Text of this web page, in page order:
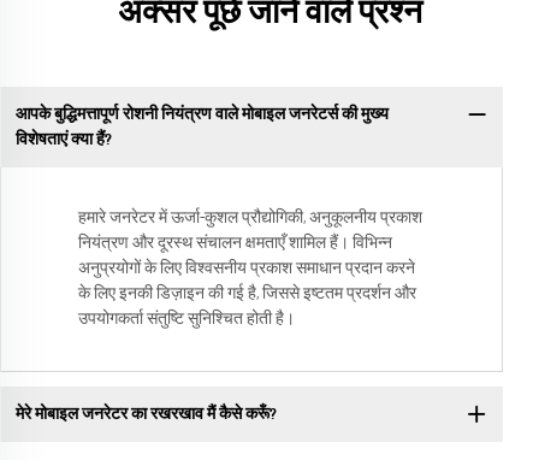
अक्सर पूछे जाने वाले प्रश्न
आपके बुद्धिमत्तापूर्ण रोशनी नियंत्रण वाले मोबाइल जनरेटर्स की मुख्य
विशेषताएं क्या हैं?
हमारे जनरेटर में ऊर्जा-कुशल प्रौद्योगिकी, अनुकूलनीय प्रकाश
नियंत्रण और दूरस्थ संचालन क्षमताएँ शामिल हैं। विभिन्न
अनुप्रयोगों के लिए विश्वसनीय प्रकाश समाधान प्रदान करने
के लिए इनकी डिज़ाइन की गई है, जिससे इष्टतम प्रदर्शन और
उपयोगकर्ता संतुष्टि सुनिश्चित होती है।
मेरे मोबाइल जनरेटर का रखरखाव मैं कैसे करूँ?